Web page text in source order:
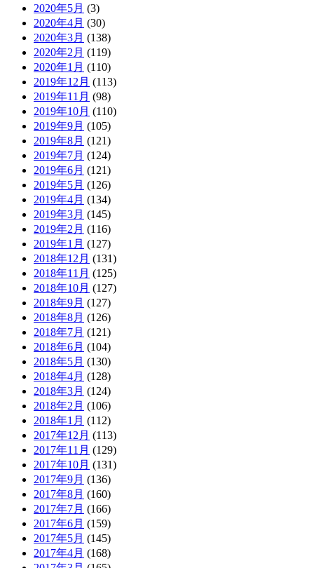
2020年5月 (3)
2020年4月 (30)
2020年3月 (138)
2020年2月 (119)
2020年1月 (110)
2019年12月 (113)
2019年11月 (98)
2019年10月 (110)
2019年9月 (105)
2019年8月 (121)
2019年7月 (124)
2019年6月 (121)
2019年5月 (126)
2019年4月 (134)
2019年3月 (145)
2019年2月 (116)
2019年1月 (127)
2018年12月 (131)
2018年11月 (125)
2018年10月 (127)
2018年9月 (127)
2018年8月 (126)
2018年7月 (121)
2018年6月 (104)
2018年5月 (130)
2018年4月 (128)
2018年3月 (124)
2018年2月 (106)
2018年1月 (112)
2017年12月 (113)
2017年11月 (129)
2017年10月 (131)
2017年9月 (136)
2017年8月 (160)
2017年7月 (166)
2017年6月 (159)
2017年5月 (145)
2017年4月 (168)